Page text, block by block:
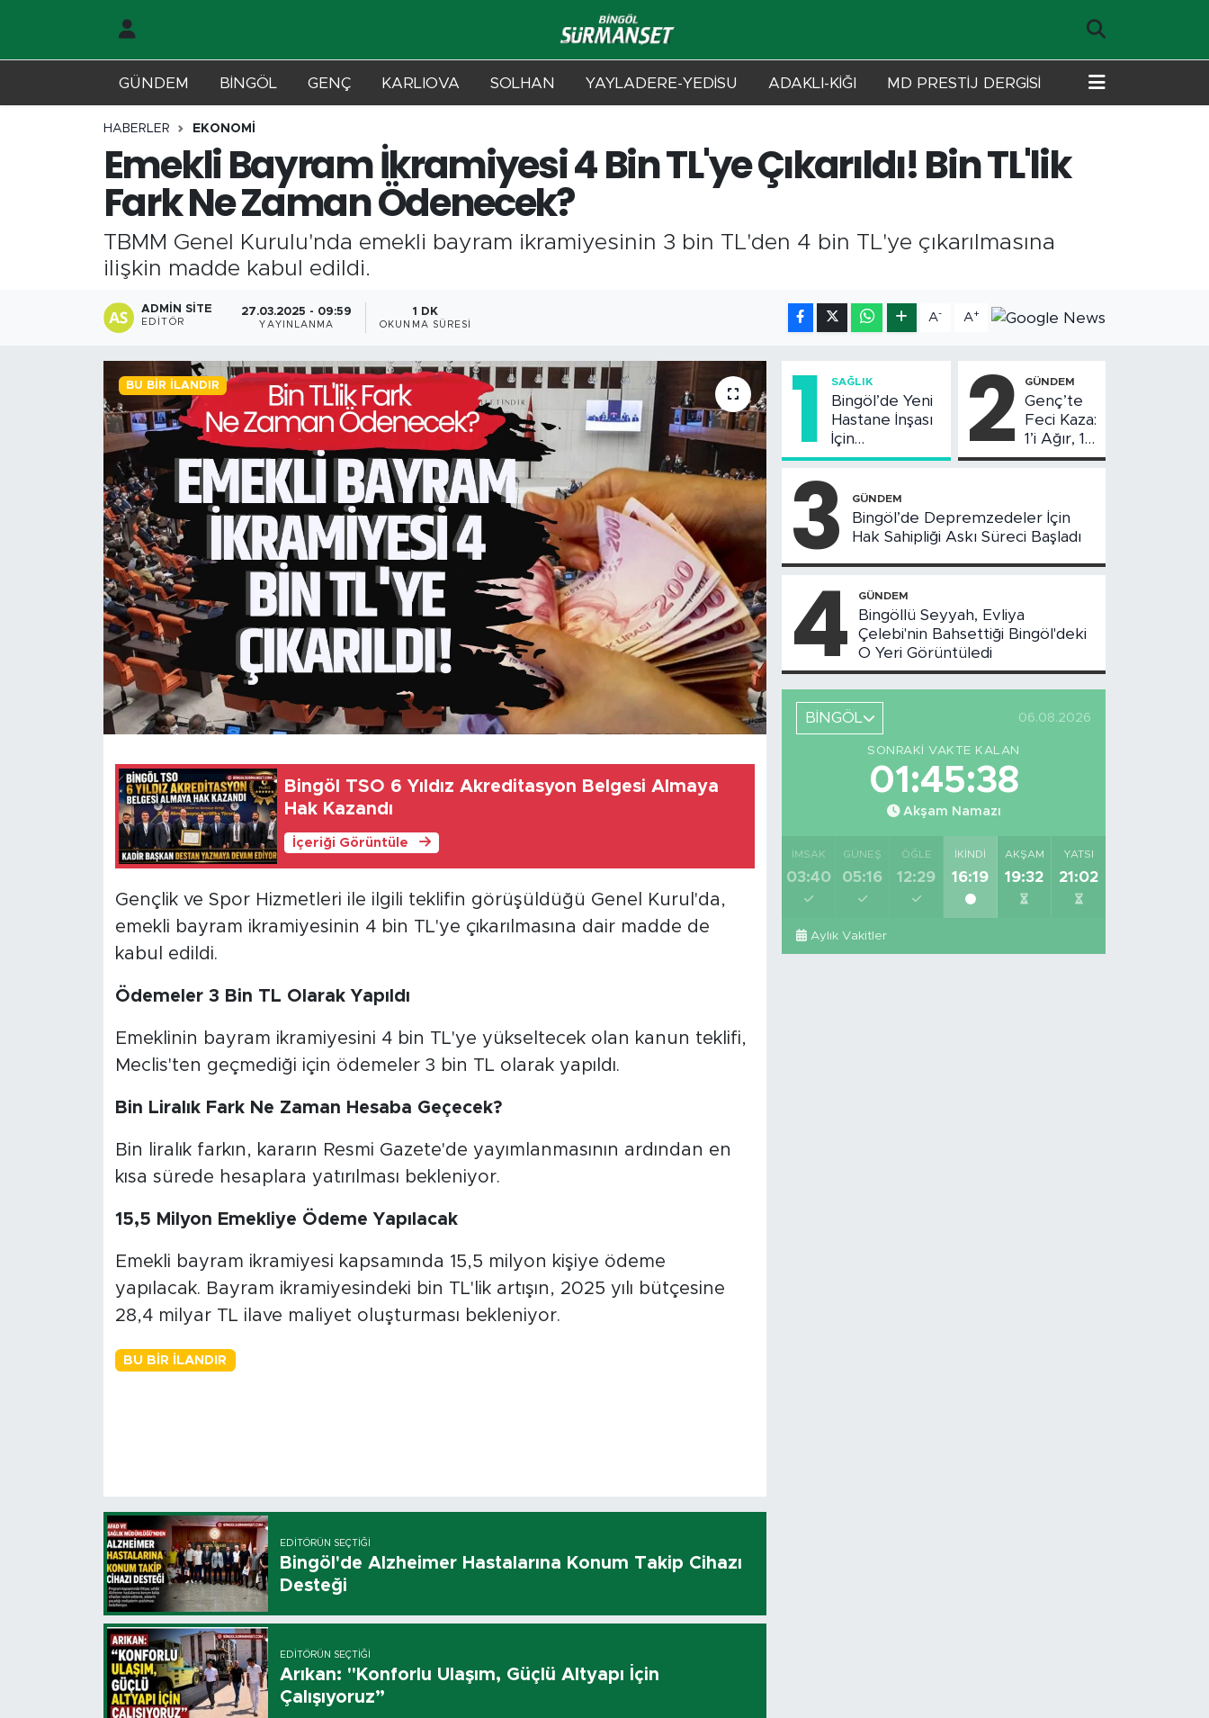
GÜNDEM BİNGÖL GENÇ KARLIOVA SOLHAN YAYLADERE-YEDİSU ADAKLI-KİĞI MD PRESTİJ DERGİSİ
HABERLER EKONOMİ
Emekli Bayram İkramiyesi 4 Bin TL'ye Çıkarıldı! Bin TL'lik
Fark Ne Zaman Ödenecek?
TBMM Genel Kurulu'nda emekli bayram ikramiyesinin 3 bin TL'den 4 bin TL'ye çıkarılmasına
ilişkin madde kabul edildi.
ADMIN SITE
EDITÖR
27.03.2025 - 09:59
YAYINLANMA
1 DK
OKUNMA SÜRESI
A- A+
BU BIR İLANDIR
Bingöl TSO 6 Yıldız Akreditasyon Belgesi Almaya
Hak Kazandı
İçeriği Görüntüle
Gençlik ve Spor Hizmetleri ile ilgili teklifin görüşüldüğü Genel Kurul'da,
emekli bayram ikramiyesinin 4 bin TL'ye çıkarılmasına dair madde de
kabul edildi.
Ödemeler 3 Bin TL Olarak Yapıldı
Emeklinin bayram ikramiyesini 4 bin TL'ye yükseltecek olan kanun teklifi,
Meclis'ten geçmediği için ödemeler 3 bin TL olarak yapıldı.
Bin Liralık Fark Ne Zaman Hesaba Geçecek?
Bin liralık farkın, kararın Resmi Gazete'de yayımlanmasının ardından en
kısa sürede hesaplara yatırılması bekleniyor.
15,5 Milyon Emekliye Ödeme Yapılacak
Emekli bayram ikramiyesi kapsamında 15,5 milyon kişiye ödeme
yapılacak. Bayram ikramiyesindeki bin TL'lik artışın, 2025 yılı bütçesine
28,4 milyar TL ilave maliyet oluşturması bekleniyor.
BU BIR İLANDIR
EDITÖRÜN SEÇTIĞI
Bingöl'de Alzheimer Hastalarına Konum Takip Cihazı
Desteği
EDITÖRÜN SEÇTIĞI
Arıkan: "Konforlu Ulaşım, Güçlü Altyapı İçin
Çalışıyoruz”
1 SAĞLIK
Bingöl’de Yeni
Hastane İnşası
İçin
Değerlendirme
Yapıldı
2 GÜNDEM
Genç’te
Feci Kaza:
1’i Ağır, 10
Yaralı
3 GÜNDEM
Bingöl’de Depremzedeler İçin
Hak Sahipliği Askı Süreci Başladı
4 GÜNDEM
Bingöllü Seyyah, Evliya
Çelebi'nin Bahsettiği Bingöl'deki
O Yeri Görüntüledi
BİNGÖL 06.08.2026
SONRAKI VAKTE KALAN
01:45:37
Akşam Namazı
İMSAK
03:40
GÜNEŞ
05:16
ÖĞLE
12:29
İKINDI
16:19
AKŞAM
19:32
YATSI
21:02
Aylık Vakitler
Karlıova
Adaklı-Kiğı
Yaşam
Ekonomi
Hava Durumu
Tavz Der
Merkez Trafik Yoğunluk Haritası
Süper Lig Puan Durumu ve Fikstür
Tüm Manşetler